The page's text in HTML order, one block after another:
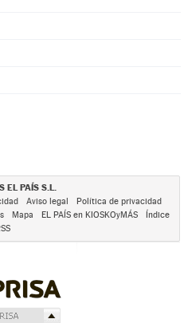
EL PAÍS S.L.
Aviso legal
Política de privacidad
Mapa EL PAÍS en KIOSKOyMÁS
Índice